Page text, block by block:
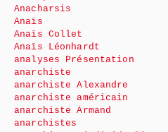
Anacharsis
Anaïs
Anaïs Collet
Anaïs Léonhardt
analyses Présentation
anarchiste
anarchiste Alexandre
anarchiste américain
anarchiste Armand
anarchistes